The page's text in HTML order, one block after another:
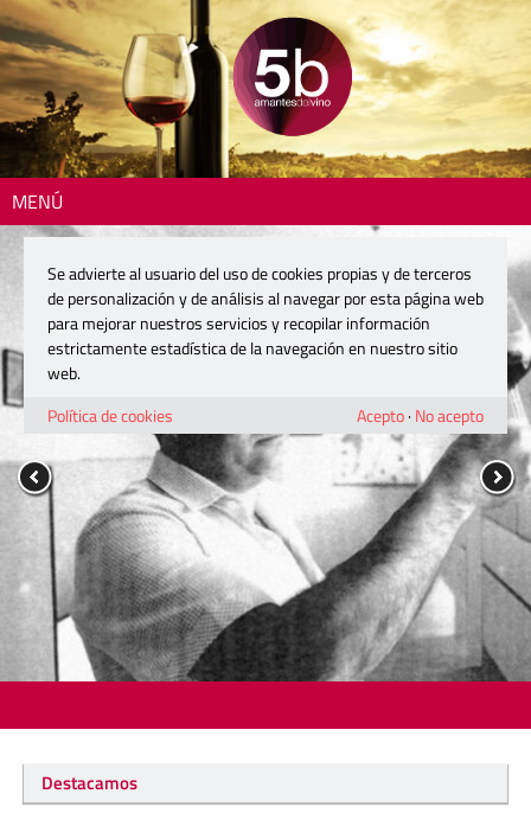
MENÚ
Destacamos
Se advierte al usuario del uso de cookies propias y de terceros
de personalización y de análisis al navegar por esta página web
para mejorar nuestros servicios y recopilar información
estrictamente estadística de la navegación en nuestro sitio
web.
Política de cookies
Acepto· No acepto